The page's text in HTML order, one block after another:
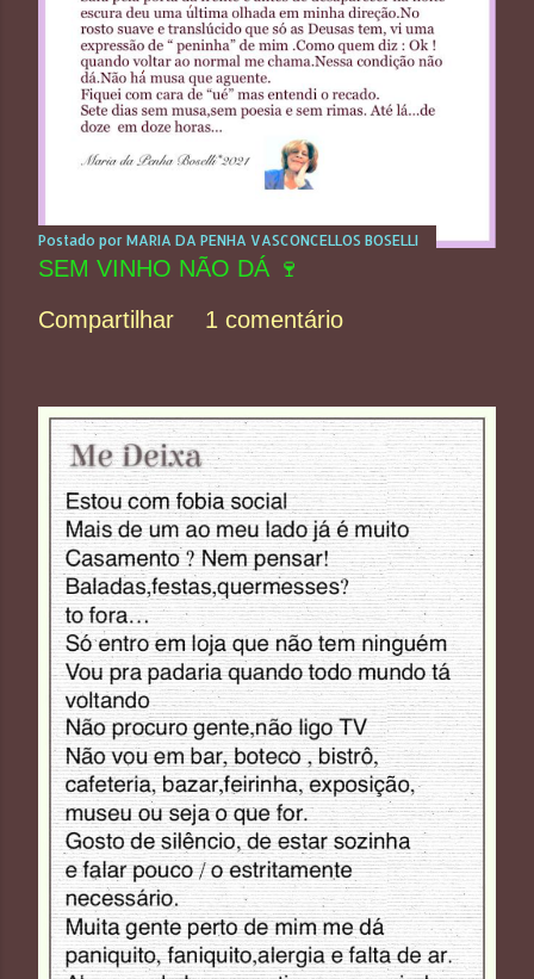
Postado por MARIA DA PENHA VASCONCELLOS BOSELLI
SEM VINHO NÃO DÁ 🍷
Compartilhar
1 comentário